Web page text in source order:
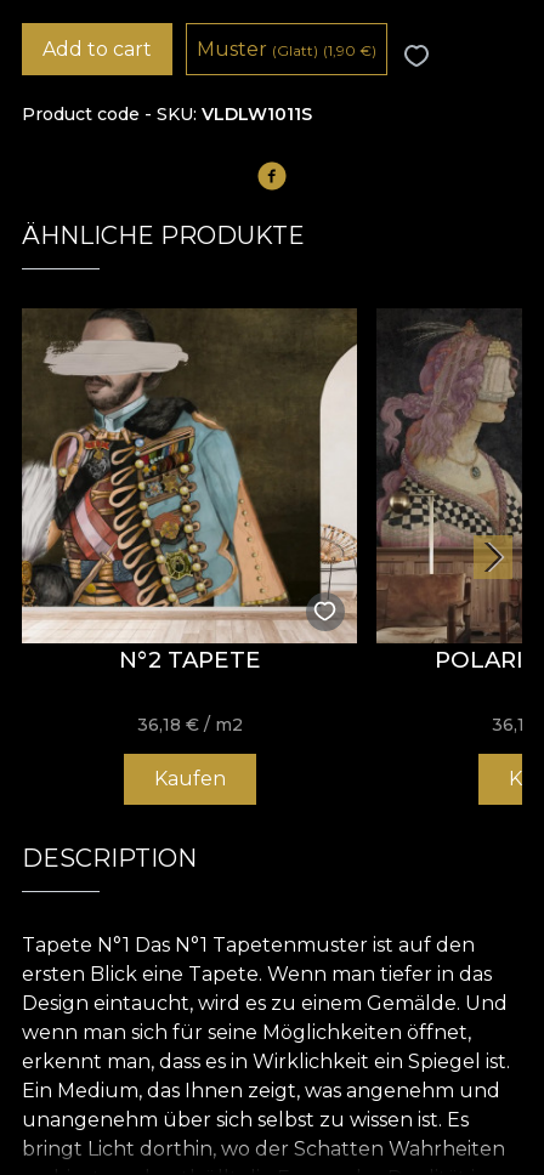
Product code - SKU VLDLW1011S
Add to cart Muster (Glatt) (1,90 €)
ÄHNLICHE PRODUKTE
N°2 TAPETE
36,18 € / m2
Kaufen
36,18
DESCRIPTION
Tapete N°1 Das N°1 Tapetenmuster ist auf den
ersten Blick eine Tapete. Wenn man tiefer in das
Design eintaucht, wird es zu einem Gemälde. Und
wenn man sich für seine Möglichkeiten öffnet,
erkennt man, dass es in Wirklichkeit ein Spiegel ist.
Ein Medium, das Ihnen zeigt, was angenehm und
unangenehm über sich selbst zu wissen ist. Es
bringt Licht dorthin, wo der Schatten Wahrheiten